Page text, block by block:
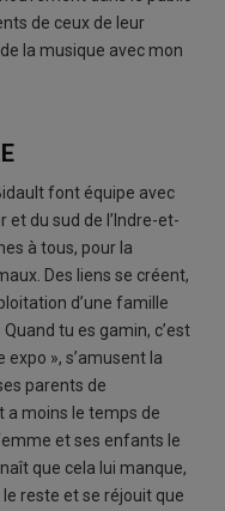
de ceux de leur
la musique avec mon
font équipe avec
et du sud de l’Indre-et-
à tous, pour la
Des liens se créent,
d’une famille
tu es gamin, c’est
expo », s’amusent la
parents de
a moins le temps de
et ses enfants le
que cela lui manque,
reste et se réjouit que